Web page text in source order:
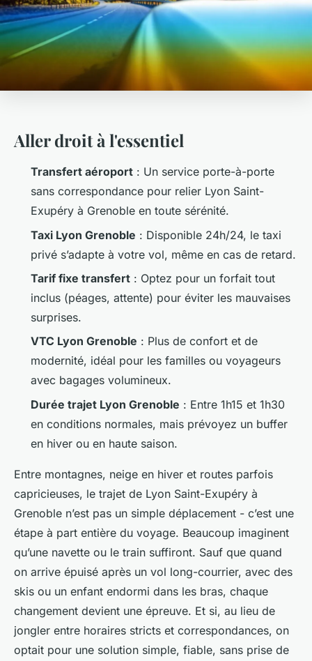
Aller droit à l'essentiel
Transfert aéroport : Un service porte-à-porte
sans correspondance pour relier Lyon Saint-
Exupéry à Grenoble en toute sérénité.
Taxi Lyon Grenoble : Disponible 24h/24, le taxi
privé s’adapte à votre vol, même en cas de retard.
Tarif fixe transfert : Optez pour un forfait tout
inclus (péages, attente) pour éviter les mauvaises
surprises.
VTC Lyon Grenoble : Plus de confort et de
modernité, idéal pour les familles ou voyageurs
avec bagages volumineux.
Durée trajet Lyon Grenoble : Entre 1h15 et 1h30
en conditions normales, mais prévoyez un buffer
en hiver ou en haute saison.
Entre montagnes, neige en hiver et routes parfois
capricieuses, le trajet de Lyon Saint-Exupéry à
Grenoble n’est pas un simple déplacement - c’est une
étape à part entière du voyage. Beaucoup imaginent
qu’une navette ou le train suffiront. Sauf que quand
on arrive épuisé après un vol long-courrier, avec des
skis ou un enfant endormi dans les bras, chaque
changement devient une épreuve. Et si, au lieu de
jongler entre horaires stricts et correspondances, on
optait pour une solution simple, fiable, sans prise de